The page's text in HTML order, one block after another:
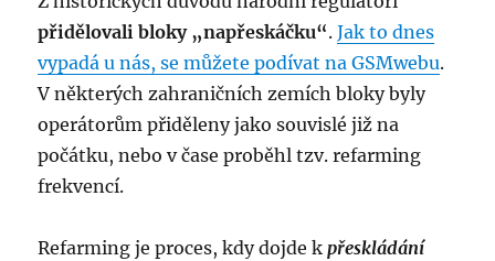
přidělovali bloky „napřeskáčku“.Jak to dnes
vypadá u nás, se můžete podívat na GSMwebu.
V některých zahraničních zemích bloky byly
operátorům přiděleny jako souvislé již na
počátku, nebo v čase proběhl tzv. refarming
frekvencí.
Refarming je proces, kdy dojde kpřeskládání